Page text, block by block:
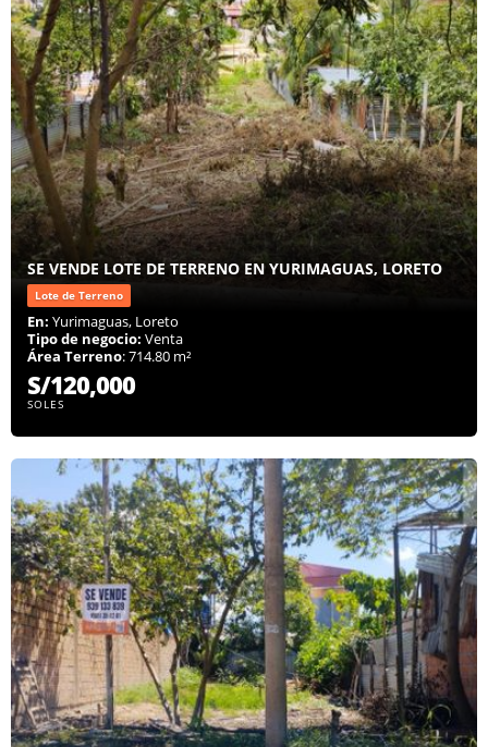
SE VENDE LOTE DE TERRENO EN YURIMAGUAS, LORETO
Lote de Terreno
En: Yurimaguas, Loreto
Tipo de negocio: Venta
Área Terreno: 714.80 m²
S/120,000
SOLES